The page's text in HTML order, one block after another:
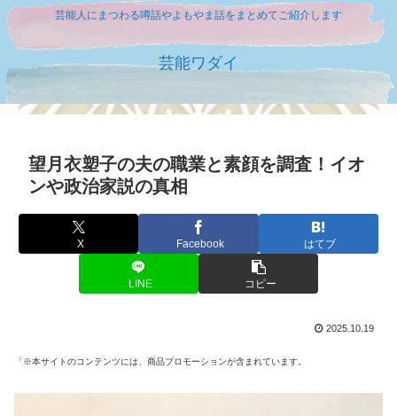
芸能人にまつわる噂話やよもやま話をまとめてご紹介します
芸能ワダイ
望月衣塑子の夫の職業と素顔を調査！イオ
ンや政治家説の真相
X Facebook はてブ
LINE コピー
2025.10.19
「※本サイトのコンテンツには、商品プロモーションが含まれています。